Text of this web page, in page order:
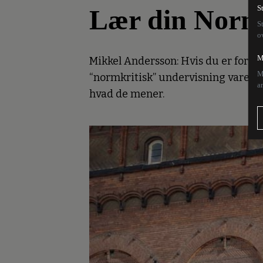
Lær din
Mikkel Andersson: Hvis du er
“normkritisk” undervisning
hvad de mener.